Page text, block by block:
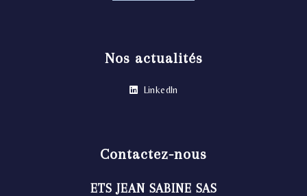
Nos actualités
LinkedIn
Contactez-nous
ETS JEAN SABINE SAS